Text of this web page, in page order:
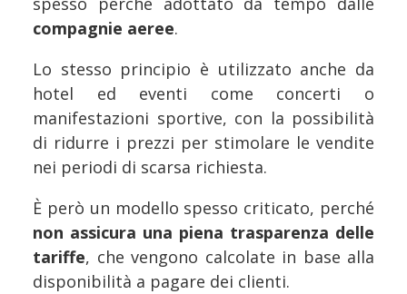
compagnie aeree.
Lo stesso principio è utilizzato anche da
hotel ed eventi come concerti o
manifestazioni sportive, con la possibilità
di ridurre i prezzi per stimolare le vendite
nei periodi di scarsa richiesta.
È però un modello spesso criticato, perché
non assicura una piena trasparenza delle
tariffe, che vengono calcolate in base alla
disponibilità a pagare dei clienti.